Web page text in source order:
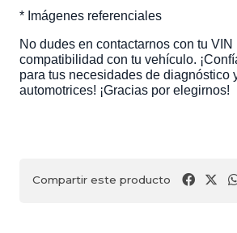
* Imágenes referenciales
No dudes en contactarnos con tu
compatibilidad con tu vehículo.
para tus necesidades de diagnóstico
automotrices! ¡Gracias por elegirnos!
Compartir este producto